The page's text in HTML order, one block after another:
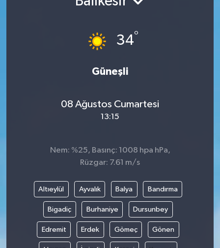
34°
Güneşli
08 Ağustos Cumartesi
13:15
Nem: %25, Basınç: 1008 hpa hPa,
Rüzgar: 7.61 m/s
Altıeylül Ayvalık Balya Bandırma
Bigadiç Burhaniye Dursunbey
Edremit Erdek Gömeç Gönen